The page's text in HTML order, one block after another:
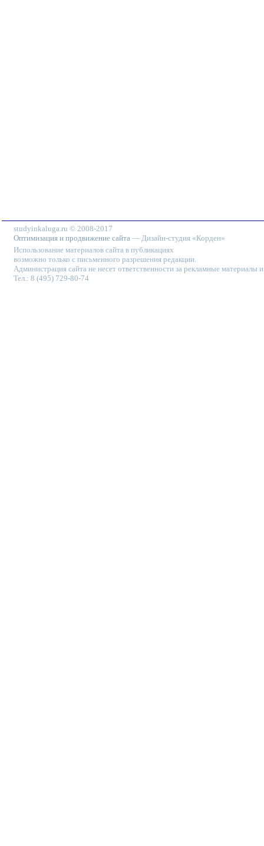
studyinkaluga.ru © 2008-2017
Оптимизация и продвижение сайта — Дизайн-студия «Корден»
Использование материалов сайта в публикациях
возможно только с письменного разрешения редакции.
Администрация сайта не несет ответственности за рекламные материалы
Тел.: 8 (495) 729-80-74